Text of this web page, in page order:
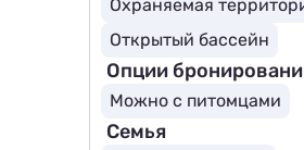
Охраняемая
Открытый бассейн
Опции
Можно с питомцами
Семья